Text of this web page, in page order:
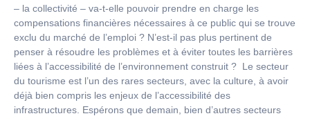
– la collectivité – va-t-elle pouvoir prendre en charge les
compensations financières nécessaires à ce public qui se trouve
exclu du marché de l’emploi ? N’est-il pas plus pertinent de
penser à résoudre les problèmes et à éviter toutes les barrières
liées à l’accessibilité de l’environnement construit ? Le secteur
du tourisme est l’un des rares secteurs, avec la culture, à avoir
déjà bien compris les enjeux de l’accessibilité des
infrastructures. Espérons que demain, bien d’autres secteurs